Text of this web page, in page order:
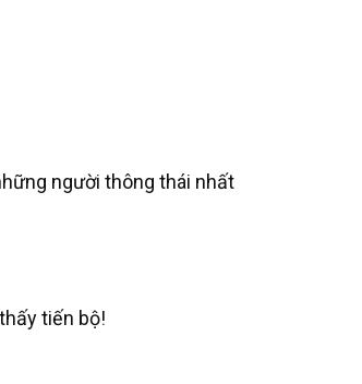
người thông thái nhất
tiến bộ!